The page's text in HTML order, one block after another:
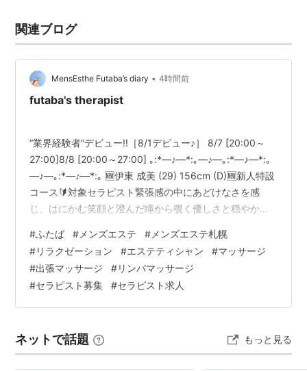
関連ブログ
MensEsthe Futaba’s diary • 4時間前
futaba's therapist
“業界経験者”デビュー!!［8/1デビュー♪］ 8/7 [20:00～
27:00]8/8 [20:00～27:00] ｡:*―♪―*:｡―♪―｡:*―♪―*:｡
―♪―｡:*―♪―*:｡ 🆕伊東 成美 (29) 156cm (D)🆕新人特設
コース🔰対象セラピスト緊張感の中にあどけなさを感
じ、はにかむ笑顔と澄んだ瞳から覗く優しさと穏やか
活かした安心感の溢れる手技は大きな魅力。柔らかな手
の温もりと丁寧な手技で日常の疲れを上質な癒しへと昇
華いたします♪向上心と吸収力にも兼ね備え新たな手技一
つひとつを真摯に吸収する姿勢からはさらなる成長が期
待される逸材で…
#ふたば # メンズエステ # メンズエステ札幌
#リラクゼーション #エステティシャン #マッサージ
#出張マッサージ #リンパマッサージ
#セラピスト募集 #セラピスト求人
ネットで話題 もっと見る